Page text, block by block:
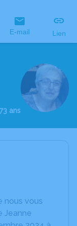
E-mail Lien
ans
nous vous
Jeanne